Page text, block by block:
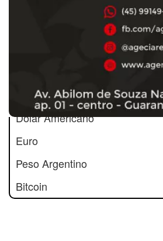
Cotações
Dólar Americano
Euro
Peso Argentino
Bitcoin